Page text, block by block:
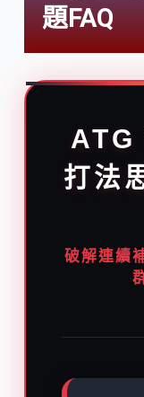
題FAQ
ATG
打法
破解連續